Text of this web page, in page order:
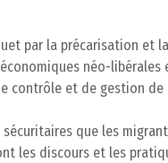
par la précarisation et la
néo-libérales
contrôle et de gestion de
que les
les discours et les